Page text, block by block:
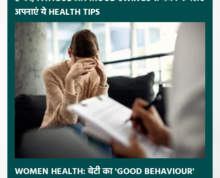
अपनाएं ये HEALTH TIPS
WOMEN HEALTH: बेटी का 'GOOD BEHAVIOUR'